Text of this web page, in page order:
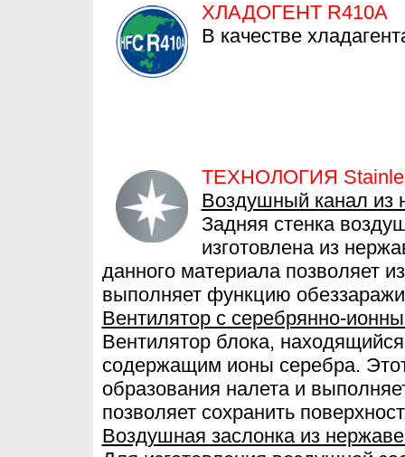
ХЛАДОГЕНТ R410A
В качестве
ТЕХНОЛОГИЯ
Воздушный канал из
Задняя стенка
изготовлена из
данного материала позволяет
выполняет функцию
Вентилятор с серебрянно-
Вентилятор блока,
содержащим ионы серебра.
образования налета и
позволяет сохранить
Воздушная заслонка из